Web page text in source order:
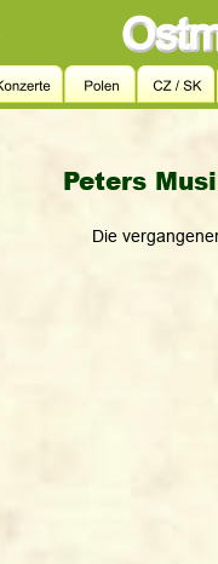
Peters
Die